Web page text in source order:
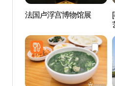
法国卢浮宫博物馆展